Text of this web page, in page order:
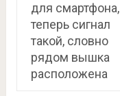
для смартфона,
теперь сигнал
такой, словно
рядом вышка
расположена